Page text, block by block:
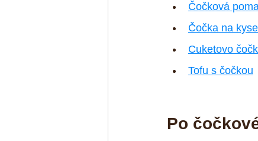
Čočková
Čočka na
Cuketovo
Tofu s čočkou
Po